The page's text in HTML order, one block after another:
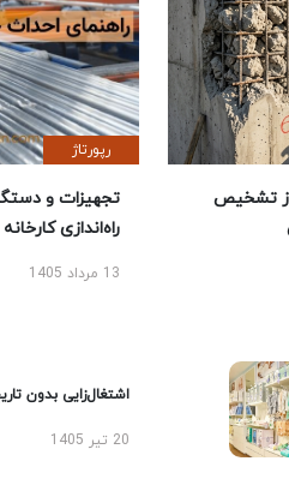
تشخیص
رپورتاژ
تجهیزات و
راه‌اندازی
13 مرداد 1405
اشتغال‌زایی بدون تاریخ
20 تیر 1405